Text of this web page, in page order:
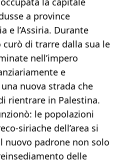
a province
e l’Assiria. Durante
curò di trarre dalla sua le
nell’impero
e
nuova strada che
rientrare in Palestina.
le popolazioni
siriache dell’area si
nuovo padrone non solo
delle